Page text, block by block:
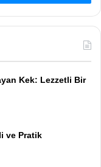
Kek: Lezzetli Bir
ve Pratik